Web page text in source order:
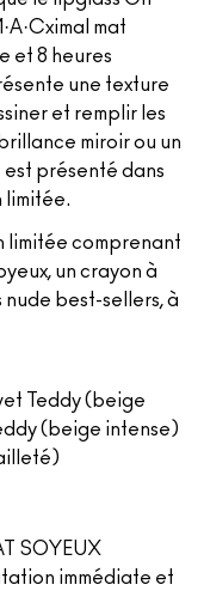
mat
et 8 heures
une texture
et remplir les
miroir ou un
présenté dans
limitée.
limitée comprenant
un crayon à
nude best-sellers, à
Teddy (beige
(beige intense)
SOYEUX
immédiate et